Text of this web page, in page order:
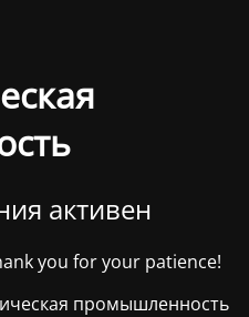
активен
you for your patience!
промышленность